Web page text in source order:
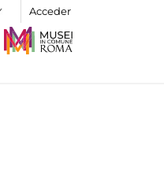
Acceder